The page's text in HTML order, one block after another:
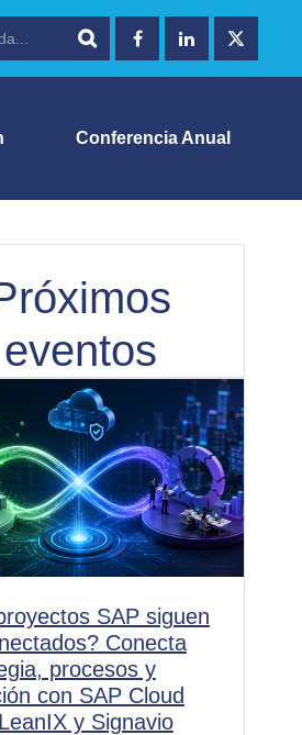
Conferencia Anual
eventos
SAP siguen
Conecta
procesos y
con SAP Cloud
y Signavio